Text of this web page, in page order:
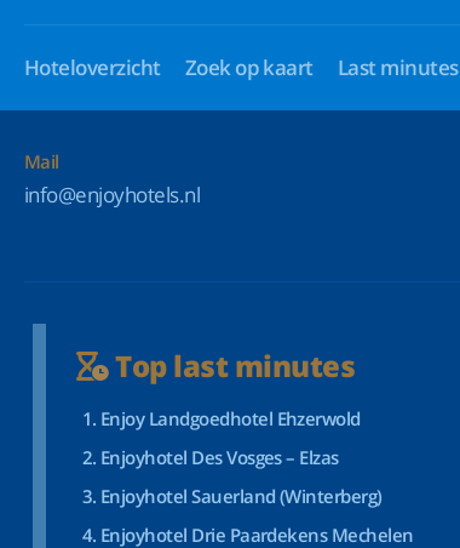
Hoteloverzicht Zoek op kaart Last minutes
Mail
info@enjoyhotels.nl
Top last minutes
Enjoy Landgoedhotel Ehzerwold
Enjoyhotel Des Vosges – Elzas
Enjoyhotel Sauerland (Winterberg)
Enjoyhotel Drie Paardekens Mechelen